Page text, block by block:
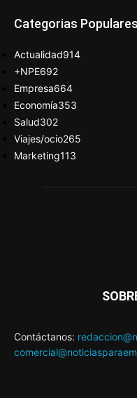
Categorias Populares
Actualidad914
+NPE692
Empresa664
Economía353
Salud302
Viajes/ocio265
Marketing113
Contáctanos: